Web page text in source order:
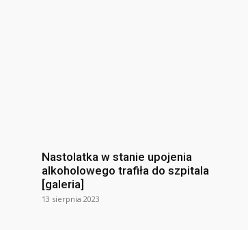
Nastolatka w stanie upojenia
alkoholowego trafiła do szpitala
[galeria]
13 sierpnia 2023